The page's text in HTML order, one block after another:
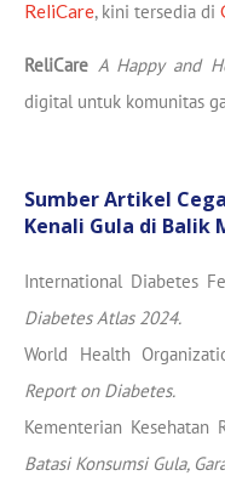
ReliCare, kini tersedia di
ReliCare A Happy and
digital untuk komunitas
Sumber Artikel
Kenali Gula di Balik
International Diabetes
Diabetes Atlas 2024.
World Health
Report on Diabetes.
Kementerian Kesehatan
Batasi Konsumsi Gula,